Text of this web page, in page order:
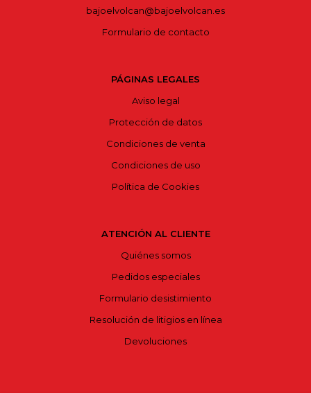
bajoelvolcan@bajoelvolcan.es
Formulario de contacto
PÁGINAS LEGALES
Aviso legal
Protección de datos
Condiciones de venta
Condiciones de uso
Política de Cookies
ATENCIÓN AL CLIENTE
Quiénes somos
Pedidos especiales
Formulario desistimiento
Resolución de litigios en línea
Devoluciones